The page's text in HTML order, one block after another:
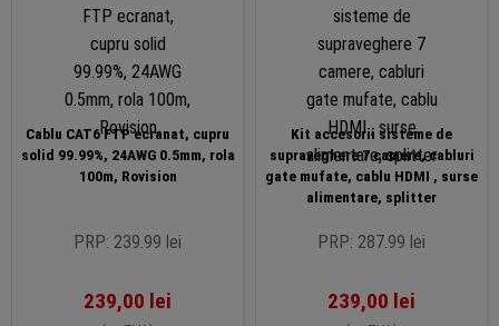
Cablu CAT6 FTP ecranat, cupru
solid 99.99%, 24AWG 0.5mm, rola
100m, Rovision
PRP: 239.99 lei
239,00 lei
Kit accesorii sisteme de
supraveghere 7 camere, cabluri
gate mufate, cablu HDMI , surse
alimentare, splitter
PRP: 287.99 lei
239,00 lei